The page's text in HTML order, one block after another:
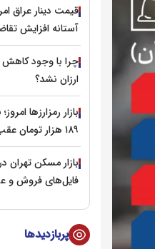
آستانه افزایش
ارزان نشد؟
۱۸۹ هزار تومان عقب نشست
بازار مسکن تهران
فایل‌های فروش و
پربازدیدها